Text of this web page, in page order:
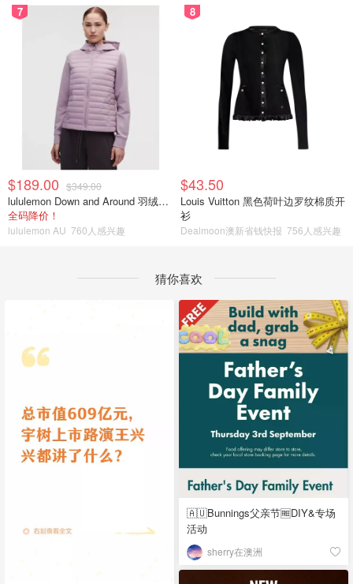
7
$189.00 $349.00
lululemon Down and Around 羽绒夹克
全码降价！
lululemon AU 760人感兴趣
8
$43.50
Louis Vuitton 黑色荷叶边罗纹棉质开
衫
Dealmoon澳新省钱快报 756人感兴趣
猜你喜欢
🇦🇺Bunnings父亲节🆓DIY&专场
活动
sherry在澳洲